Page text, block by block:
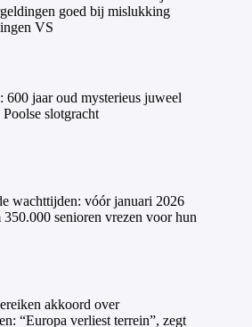
goed bij mislukking
VS
600 jaar oud mysterieus juweel
slotgracht
wachttijden: vóór januari 2026
350.000 senioren vrezen voor hun
akkoord over
“Europa verliest terrein”, zegt